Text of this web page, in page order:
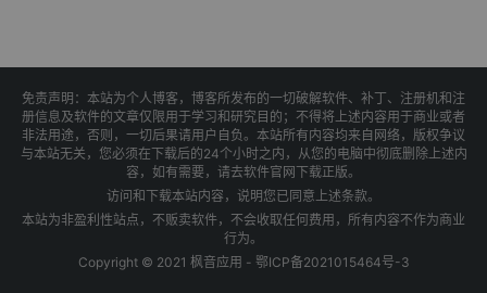
免责声明：本站为个人博客，博客所发布的一切破解软件、补丁、注册机和注
册信息及软件的文章仅限用于学习和研究目的；不得将上述内容用于商业或者
非法用途，否则，一切后果请用户自负。本站所有内容均来自网络，版权争议
与本站无关，您必须在下载后的24个小时之内，从您的电脑中彻底删除上述内
容，如有需要，请去软件官网下载正版。
访问和下载本站内容，说明您已同意上述条款。
本站为非盈利性站点，不贩卖软件，不会收取任何费用，所有内容不作为商业
行为。
Copyright © 2021 枫音应用 - 鄂ICP备2021015464号-3